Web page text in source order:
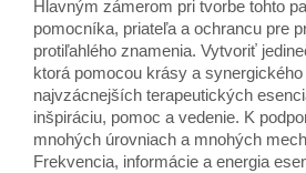
Hlavným zámerom pri tvorbe tohto
pomocníka, priateľa a ochrancu pre
protiľahlého znamenia. Vytvoriť
ktorá pomocou krásy a
najvzácnejších terapeutických
inšpiráciu, pomoc a vedenie. K
mnohých úrovniach a mnohých
Frekvencia, informácie a energia